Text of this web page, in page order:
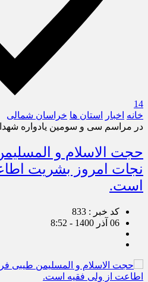
14
خانه اخبار استان ها خراسان شمالی
در مراسم سی و سومین یادواره
حجت الاسلام و
نجات امروز بشریت
است.
کد خبر : 833
06 آذر 1400 - 8:52